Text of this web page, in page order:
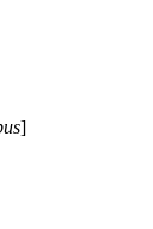
]